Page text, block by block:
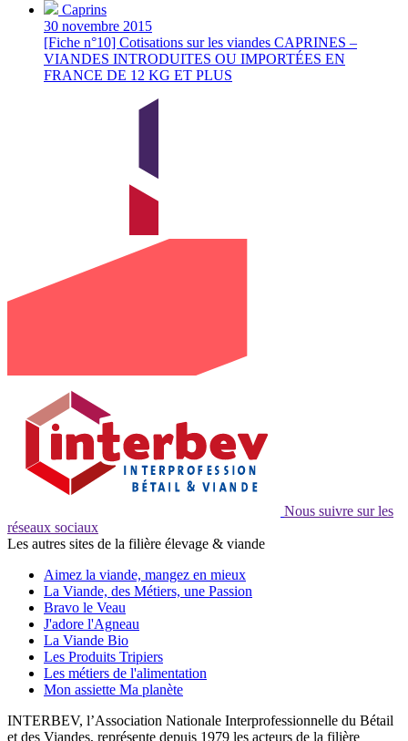
Caprins
30 novembre 2015
[Fiche n°10] Cotisations sur les viandes CAPRINES –
VIANDES INTRODUITES OU IMPORTÉES EN
FRANCE DE 12 KG ET PLUS
Nous suivre sur les
réseaux sociaux
Les autres sites de la filière élevage & viande
Aimez la viande, mangez en mieux
La Viande, des Métiers, une Passion
Bravo le Veau
J'adore l'Agneau
La Viande Bio
Les Produits Tripiers
Les métiers de l'alimentation
Mon assiette Ma planète
INTERBEV, l’Association Nationale Interprofessionnelle du Bétail
et des Viandes, représente depuis 1979 les acteurs de la filière